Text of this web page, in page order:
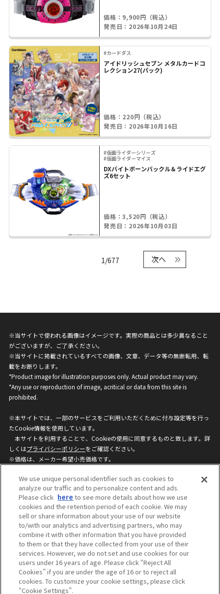
価格：9,900円（税込）
発売日：2026年10月24日
#カードダス
アイドリッシュセブン メタルカードコ
レクション27(パック)
価格：220円（税込）
発売日：2026年10月16日
#仮面ライダーシリーズ
#仮面ライダーマイス
DXバイトボーンバックル＆ライドエグ
ズ6セット
価格：3,520円（税込）
発売日：2026年10月03日
1/677 次へ
※当サイトで使われる画像はイメージです。実際の商品とは多少異なること
がございますが、ご了承ください。
※当サイトに掲載されているすべての画像、文章、データ等の無断転用、転
載をお断りします。
*Product image for illustration purposes only. Actual product may vary.
*Any use or reproduction of image, acritical or data from this site is
prohibited.
※本サイトでは、一部のサービスをご利用いただくために付与設定等を行っ
たCookie情報を使用しています。
本サイトを利用することで、Cookieの使用に同意するものと致します。詳
しくはプライバシーポリシーをご確認ください。
※価格は、メーカー希望小売価格です。
ざいますのでご了承ください。
privacypolicy
Do Not Sell or Share My
Personal Information
ウェブサイトご利用条件
ソーシャルメディアポリシー
個人情報保護方針
お問い合わせ
©BANDAI
We use unique personal identifier such as cookies to
analyze our traffic and to personalize content and ads.
Please click here to see more details about how we use
cookies and the retention period of each cookie. We may
sell or share information about your use of our website
to/with our analytics and advertising partners, who may
combine it with other information that you have provided
to them or that they have collected from your use of their
services. However, we do not set and use cookies for our
users under 16 years of age. Please click “Reject All
Cookies” if you are under the age of 16 or to reject all
cookies. To customize your cookie settings, please click
“Cookie Settings”.